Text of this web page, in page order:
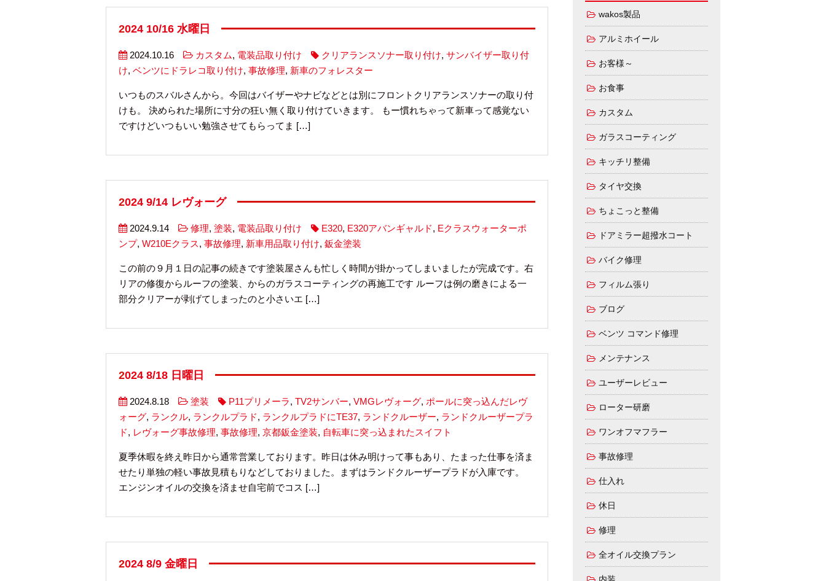
2024 10/16 水曜日
2024.10.16 カスタム, 電装品取り付け クリアランスソナー取り付け, サンバイザー取り付
け, ベンツにドラレコ取り付け, 事故修理, 新車のフォレスター
いつものスバルさんから。今回はバイザーやナビなどとは別にフロントクリアランスソナーの取り付
けも。 決められた場所に寸分の狂い無く取り付けていきます。 もー慣れちゃって新車って感覚ない
ですけどいつもいい勉強させてもらってま […]
2024 9/14 レヴォーグ
2024.9.14 修理, 塗装, 電装品取り付け E320, E320アバンギャルド, Eクラスウォーターポ
ンプ, W210Eクラス, 事故修理, 新車用品取り付け, 鈑金塗装
この前の９月１日の記事の続きです塗装屋さんも忙しく時間が掛かってしまいましたが完成です。右
リアの修復からルーフの塗装、からのガラスコーティングの再施工です ルーフは例の磨きによる一
部分クリアーが剥げてしまったのと小さいエ […]
2024 8/18 日曜日
2024.8.18 塗装 P11プリメーラ, TV2サンバー, VMGレヴォーグ, ポールに突っ込んだレヴ
ォーグ, ランクル, ランクルプラド, ランクルプラドにTE37, ランドクルーザー, ランドクルーザープラ
ド, レヴォーグ事故修理, 事故修理, 京都鈑金塗装, 自転車に突っ込まれたスイフト
夏季休暇を終え昨日から通常営業しております。昨日は休み明けって事もあり、たまった仕事を済ま
せたり単独の軽い事故見積もりなどしておりました。まずはランドクルーザープラドが入庫です。
エンジンオイルの交換を済ませ自宅前でコス […]
2024 8/9 金曜日
wakos製品
アルミホイール
お客様～
お食事
カスタム
ガラスコーティング
キッチリ整備
タイヤ交換
ちょこっと整備
ドアミラー超撥水コート
バイク修理
フィルム張り
ブログ
ベンツ コマンド修理
メンテナンス
ユーザーレビュー
ローター研磨
ワンオフマフラー
事故修理
仕入れ
休日
修理
全オイル交換プラン